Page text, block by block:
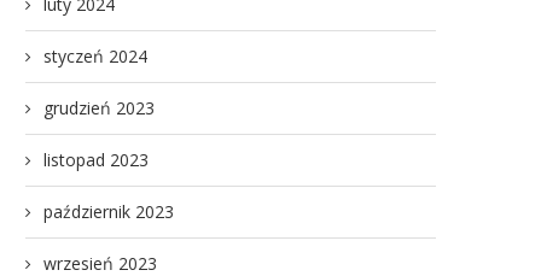
styczeń 2024
grudzień 2023
listopad 2023
październik 2023
wrzesień 2023